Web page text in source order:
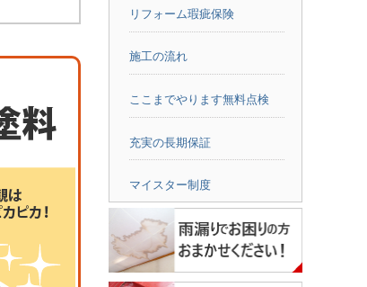
リフォーム瑕疵保険
施工の流れ
ここまでやります無料点検
充実の長期保証
マイスター制度